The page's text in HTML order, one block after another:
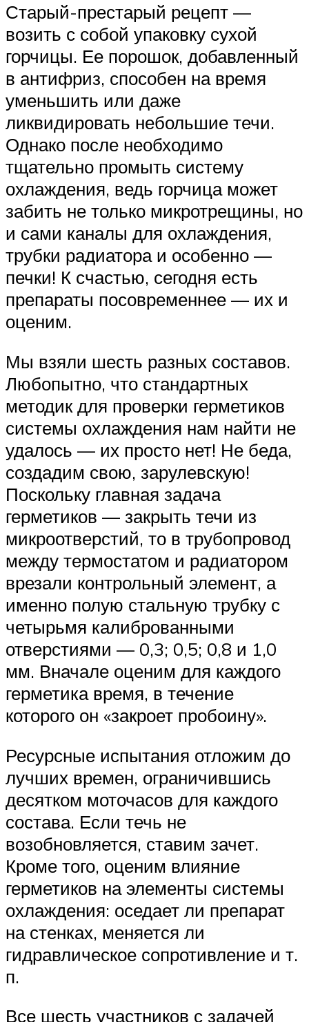
Старый-престарый рецепт —
возить с собой упаковку сухой
горчицы. Ее порошок, добавленный
в антифриз, способен на время
уменьшить или даже
ликвидировать небольшие течи.
Однако после необходимо
тщательно промыть систему
охлаждения, ведь горчица может
забить не только микротрещины, но
и сами каналы для охлаждения,
трубки радиатора и особенно —
печки! К счастью, сегодня есть
препараты посовременнее — их и
оценим.
Мы взяли шесть разных составов.
Любопытно, что стандартных
методик для проверки герметиков
системы охлаждения нам найти не
удалось — их просто нет! Не беда,
создадим свою, зарулевскую!
Поскольку главная задача
герметиков — закрыть течи из
микроотверстий, то в трубопровод
между термостатом и радиатором
врезали контрольный элемент, а
именно полую стальную трубку с
четырьмя калиброванными
отверстиями — 0,3; 0,5; 0,8 и 1,0
мм. Вначале оценим для каждого
герметика время, в течение
которого он «закроет пробоину».
Ресурсные испытания отложим до
лучших времен, ограничившись
десятком моточасов для каждого
состава. Если течь не
возобновляется, ставим зачет.
Кроме того, оценим влияние
герметиков на элементы системы
охлаждения: оседает ли препарат
на стенках, меняется ли
гидравлическое сопротивление и т.
п.
Все шесть участников с задачей